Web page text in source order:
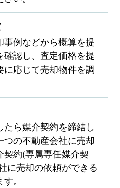
例などから概算を提
認し、査定価格を提
応じて売却物件を調
ら媒介契約を締結し
つの不動産会社に売却
約(専属専任媒介契
に売却の依頼ができる
。